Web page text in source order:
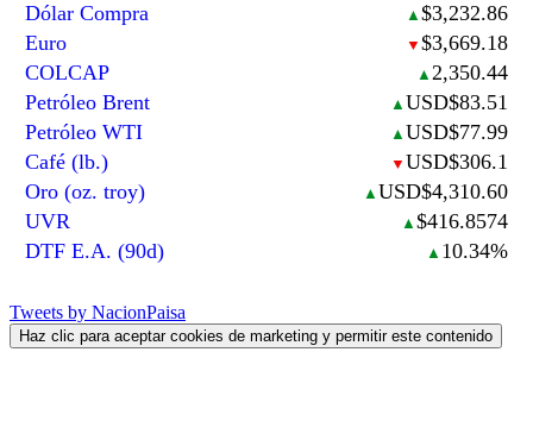
Dólar Compra
▲ $3,232.86
Euro
▼ $3,669.18
COLCAP
▲ 2,350.44
Petróleo Brent
▲ USD$83.51
Petróleo WTI
▲ USD$77.99
Café (lb.)
▼ USD$306.1
Oro (oz. troy)
▲ USD$4,310.60
UVR
▲ $416.8574
DTF E.A. (90d)
▲ 10.34%
Tweets by NacionPaisa
Haz clic para aceptar cookies de marketing y permitir este contenido